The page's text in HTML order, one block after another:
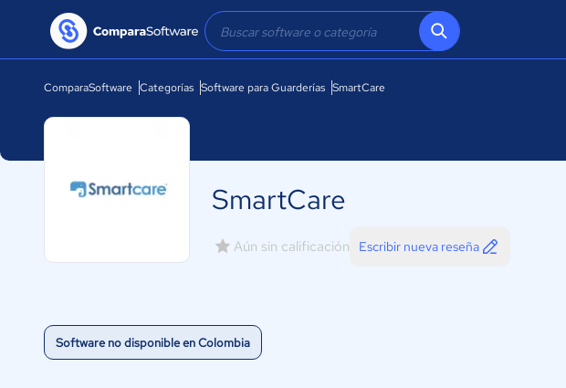
ComparaSoftware Categorías Software para Guarderías SmartCare
SmartCare
Aún sin calificación Escribir nueva reseña
Software no disponible en Colombia